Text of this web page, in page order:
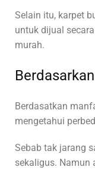
Selain itu, karpet
untuk dijual
murah.
Berdasatkan
mengetahui
Sebab tak jarang
sekaligus. Namun